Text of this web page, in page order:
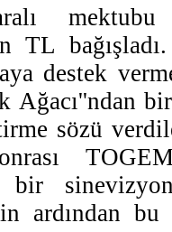
mektubu
TL
destek
Ağacı''ndan
sözü
ardından